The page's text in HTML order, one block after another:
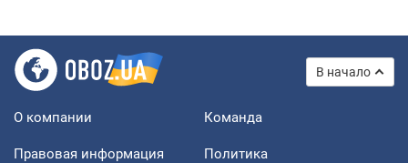
В начало
О компании Команда
Правовая информация
Политика